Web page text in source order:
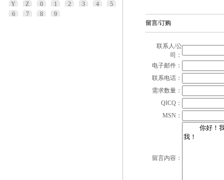
Y
Z 0 1 2 3 4
5
6
7 8 9
留言/订购
联系人/公
司：
电子邮件：
联系电话：
需求数量：
QICQ：
MSN：
留言内容：